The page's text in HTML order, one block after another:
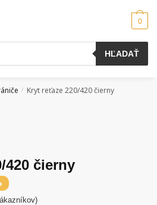
HĽADAŤ
0
/ Kryt reťaze 220/420 čierny
420 čierny